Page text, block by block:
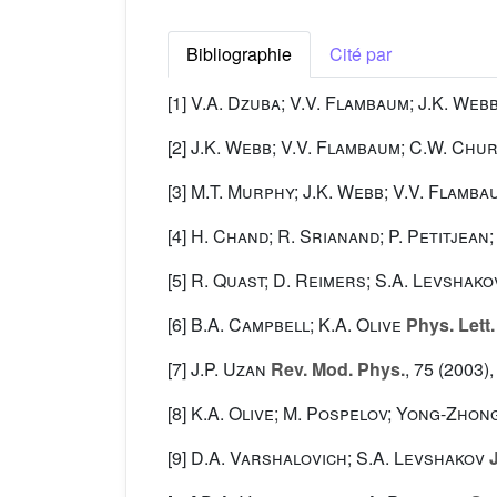
Bibliographie
Cité par
[1]V.A. Dzuba; V.V. Flambaum; J.K.
[2]J.K. Webb; V.V. Flambaum; C.W.
[3] M.T. Murphy; J.K. Webb; V.V.
[4] H. Chand; R. Srianand; P.
[5] R. Quast; D. Reimers; S.A.
[6] B.A. Campbell; K.A. Olive Phys.
[7]J.P. Uzan Rev. Mod. Phys., 75
[8] K.A. Olive; M. Pospelov; Yong-
[9] D.A. Varshalovich; S.A. Levshakov